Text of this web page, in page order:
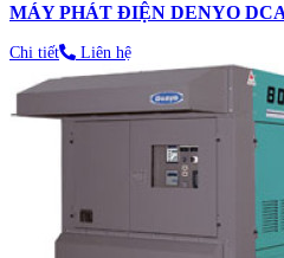
MÁY PHÁT ĐIỆN DENYO
Chi tiết Liên hệ